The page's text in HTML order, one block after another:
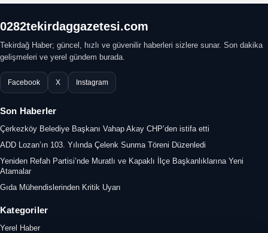
0282tekirdaggazetesi.com
Tekirdağ Haber; güncel, hızlı ve güvenilir haberleri sizlere sunar. Son dakika
gelişmeleri ve yerel gündem burada.
Facebook X Instagram
Son Haberler
Çerkezköy Belediye Başkanı Vahap Akay CHP’den istifa etti
ADD Lozan’ın 103. Yılında Çelenk Sunma Töreni Düzenledi
Yeniden Refah Partisi’nde Muratlı ve Kapaklı İlçe Başkanlıklarına Yeni
Atamalar
Gıda Mühendislerinden Kritik Uyarı
Kategoriler
Yerel Haber